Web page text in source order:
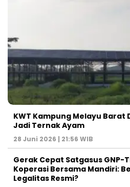
KWT Kampung Melayu Barat
Jadi Ternak Ayam
28 Juni 2026 | 21:56 WIB
Gerak Cepat Satgasus GNP-
Koperasi Bersama Mandiri:
Legalitas Resmi?